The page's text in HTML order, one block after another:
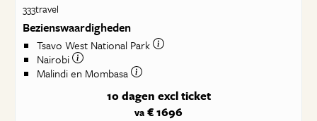
333travel
Bezienswaardigheden
Tsavo West National Park
Nairobi
Malindi en Mombasa
10 dagen excl ticket
va € 1696